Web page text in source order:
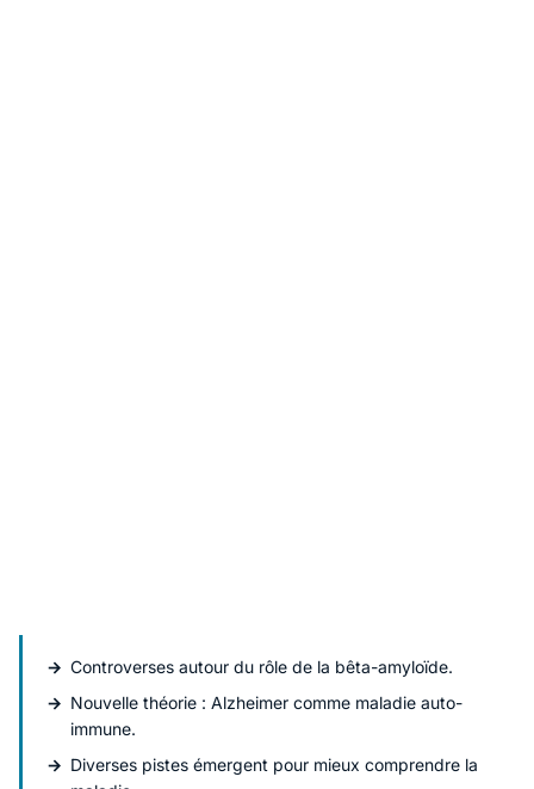
Controverses autour du rôle de la bêta-amyloïde.
Nouvelle théorie : Alzheimer comme maladie auto-
immune.
Diverses pistes émergent pour mieux comprendre la